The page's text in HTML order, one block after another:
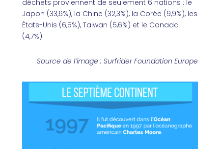
déchets proviennent de seulement 6 nations : le
Japon (33,6%), la Chine (32,3%), la Corée (9,9%), les
États-Unis (6,5%), Taiwan (5,6%) et le Canada
(4,7%).
Source de l’image : Surfrider Foundation Europe